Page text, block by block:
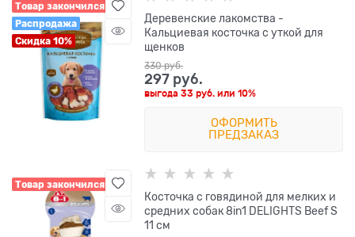
Товар закончился
Распродажа
Скидка 10%
Деревенские лакомства -
Кальциевая косточка с уткой для
щенков
330 руб.
297 руб.
выгода33 руб. или10%
ОФОРМИТЬ
ПРЕДЗАКАЗ
Товар закончился
Косточка с говядиной для мелких и
средних собак 8in1 DELIGHTS Beef S
11 см